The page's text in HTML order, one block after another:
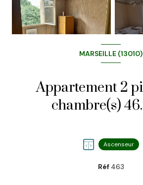
MARSEILLE (13010)
Appartement 2 pièce(s) 1
Ascenseur
Réf 463